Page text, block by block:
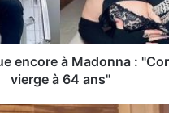
encore à Madonna :
vierge à 64 ans"